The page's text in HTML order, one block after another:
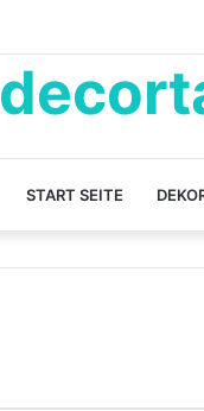
START SEITE